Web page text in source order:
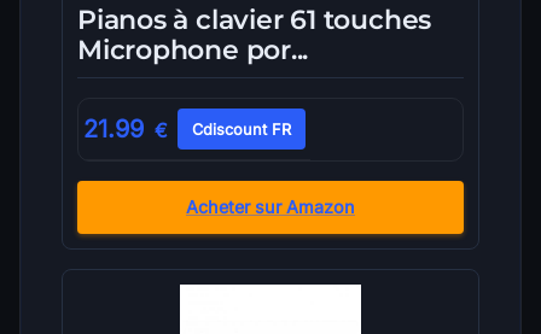
Pianos à clavier 61 touches
Microphone por...
21.99 € Cdiscount FR
Acheter sur Amazon